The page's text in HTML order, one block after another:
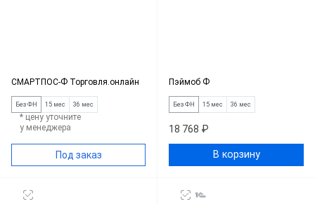
СМАРТПОС-Ф Торговля.онлайн
Без ФН 15 мес 36 мес
* цену уточните
у менеджера
Под заказ
Пэймоб Ф
Без ФН 15 мес 36 мес
18 768 ₽
В корзину